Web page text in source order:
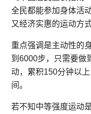
全民都能参加身体活
又经济实惠的运动方式
重点强调是主动性的
到6000步，只需要做
动，累积150分钟以
间。
若不知中等强度运动